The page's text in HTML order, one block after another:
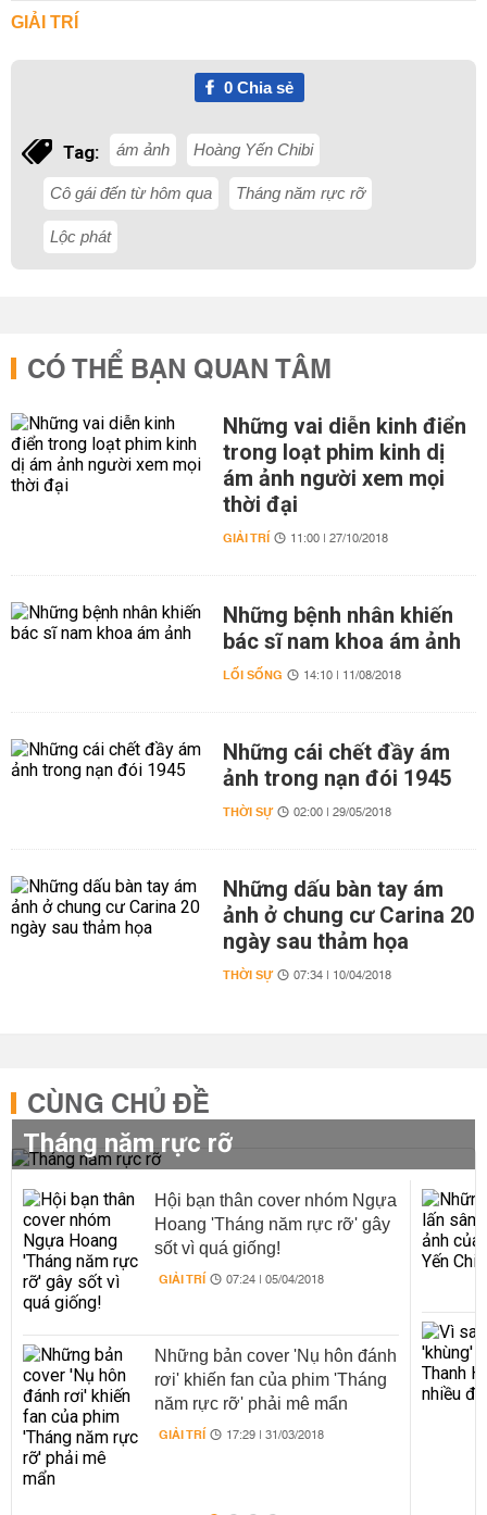
GIẢI TRÍ
0Chia sẻ
Tag: ám ảnh Hoàng Yến Chibi
Cô gái đến từ hôm qua Tháng năm rực rỡ
Lộc phát
CÓ THỂ BẠN QUAN TÂM
Những vai diễn kinh điển
trong loạt phim kinh dị
ám ảnh người xem mọi
thời đại
GIẢI TRÍ 11:00 | 27/10/2018
Những bệnh nhân khiến
bác sĩ nam khoa ám ảnh
LỐI SỐNG 14:10 | 11/08/2018
Những cái chết đầy ám
ảnh trong nạn đói 1945
THỜI SỰ 02:00 | 29/05/2018
Những dấu bàn tay ám
ảnh ở chung cư Carina 20
ngày sau thảm họa
THỜI SỰ 07:34 | 10/04/2018
CÙNG CHỦ ĐỀ
Tháng năm rực rỡ
Hội bạn thân cover nhóm Ngựa
Hoang 'Tháng năm rực rỡ' gây
sốt vì quá giống!
GIẢI TRÍ 07:24 | 05/04/2018
Những bản cover 'Nụ hôn đánh
rơi' khiến fan của phim 'Tháng
năm rực rỡ' phải mê mẩn
GIẢI TRÍ 17:29 | 31/03/2018